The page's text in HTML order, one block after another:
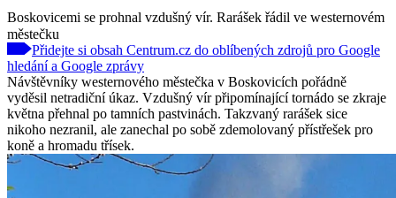
Boskovicemi se prohnal vzdušný vír. Rarášek řádil ve westernovém
městečku
Přidejte si obsah Centrum.cz do oblíbených zdrojů pro Google
hledání a Google zprávy
Návštěvníky westernového městečka v Boskovicích pořádně
vyděsil netradiční úkaz. Vzdušný vír připomínající tornádo se zkraje
května přehnal po tamních pastvinách. Takzvaný rarášek sice
nikoho nezranil, ale zanechal po sobě zdemolovaný přístřešek pro
koně a hromadu třísek.